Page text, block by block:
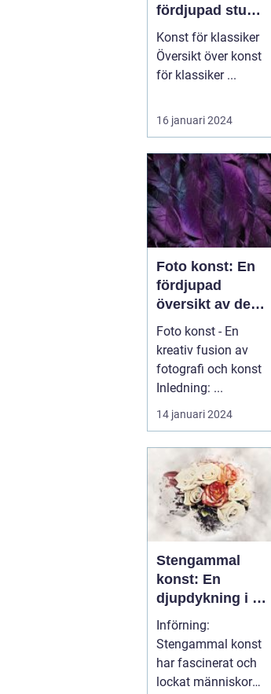
fördjupad studie
i tidlös konst
Konst för klassiker
Översikt över konst
för klassiker ...
16 januari 2024
Foto konst: En
fördjupad
översikt av den
populära
konstformen
Foto konst - En
kreativ fusion av
fotografi och konst
Inledning: ...
14 januari 2024
Stengammal
konst: En
djupdykning i en
förlorad tid
Införning:
Stengammal konst
har fascinerat och
lockat människor